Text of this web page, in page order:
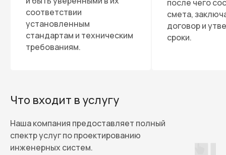
соответствии
установленным
стандартам и техническим
требованиям.
после чего
смета,
договор и
сроки.
Что входит в услугу
Наша компания предоставляет полный
спектр услуг по проектированию
инженерных систем.